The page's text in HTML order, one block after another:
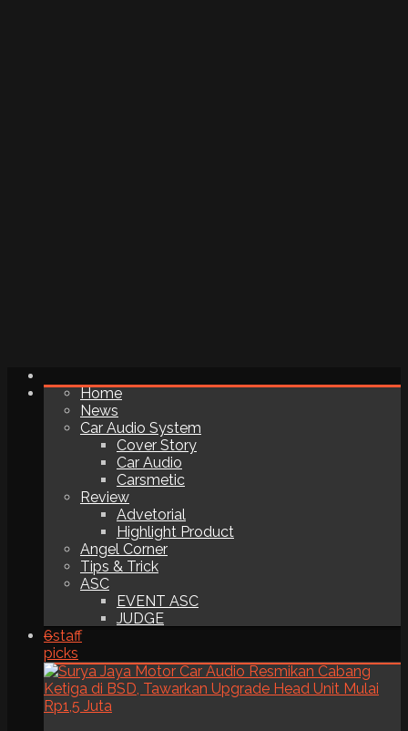
Home
News
Car Audio System
Cover Story
Car Audio
Carsmetic
Review
Advetorial
Highlight Product
Angel Corner
Tips & Trick
ASC
EVENT ASC
JUDGE
6staff
picks